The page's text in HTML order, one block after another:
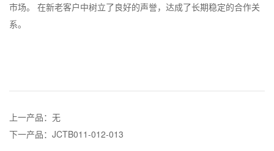
市场。 在新老客户中树立了良好的声誉，达成了长期稳定的合作关
系。
上一产品：无
下一产品：JCTB011-012-013